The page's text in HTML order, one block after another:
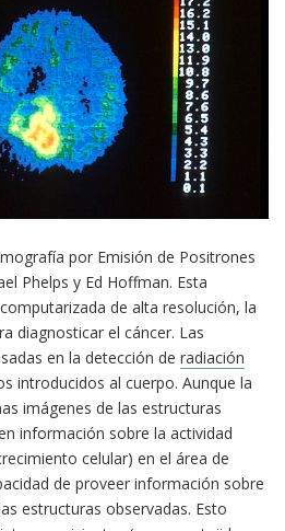
por Emisión de Positrones
Phelps y Ed Hoffman. Esta
de alta resolución, la
diagnosticar el cáncer. Las
en la detección de radiación
introducidos al cuerpo. Aunque la
imágenes de las estructuras
información sobre la actividad
celular) en el área de
de proveer información sobre
estructuras observadas. Esto